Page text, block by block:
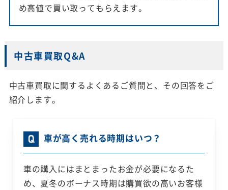
め高値で買い取ってもらえます。
中古車買取Q&A
中古車買取に関するよくあるご質問と、その回答をご
紹介します。
車が高く売れる時期はいつ？
車の購入にはまとまったお金が必要になるた
め、夏冬のボーナス時期は購買欲の高いお客様